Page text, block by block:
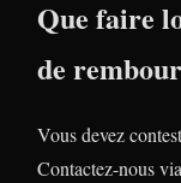
Que faire
de
Vous devez
Contactez-nous